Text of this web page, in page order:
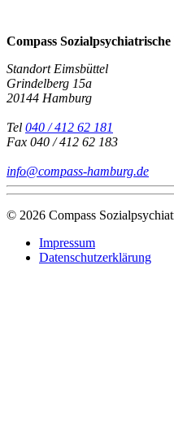
Compass
Standort Eimsbüttel
Grindelberg 15a
20144 Hamburg
Tel 040 / 412 62 181
Fax 040 / 412 62 183
info@compass-hamburg.de
© 2026 Compass
Impressum
Datenschutzerklärung